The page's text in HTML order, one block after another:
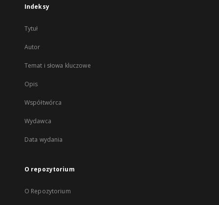
Indeksy
Tytuł
Autor
Temat i słowa kluczowe
Opis
Współtwórca
Wydawca
Data wydania
O repozytorium
O Repozytorium